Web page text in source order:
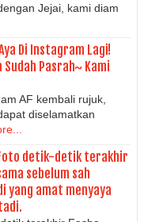
Jejai, kami diam
Di Instagram Lagi!
Pasrah~ Kami
AF kembali rujuk,
diselamatkan
detik-detik terakhir
sebelum sah
yang amat menyaya